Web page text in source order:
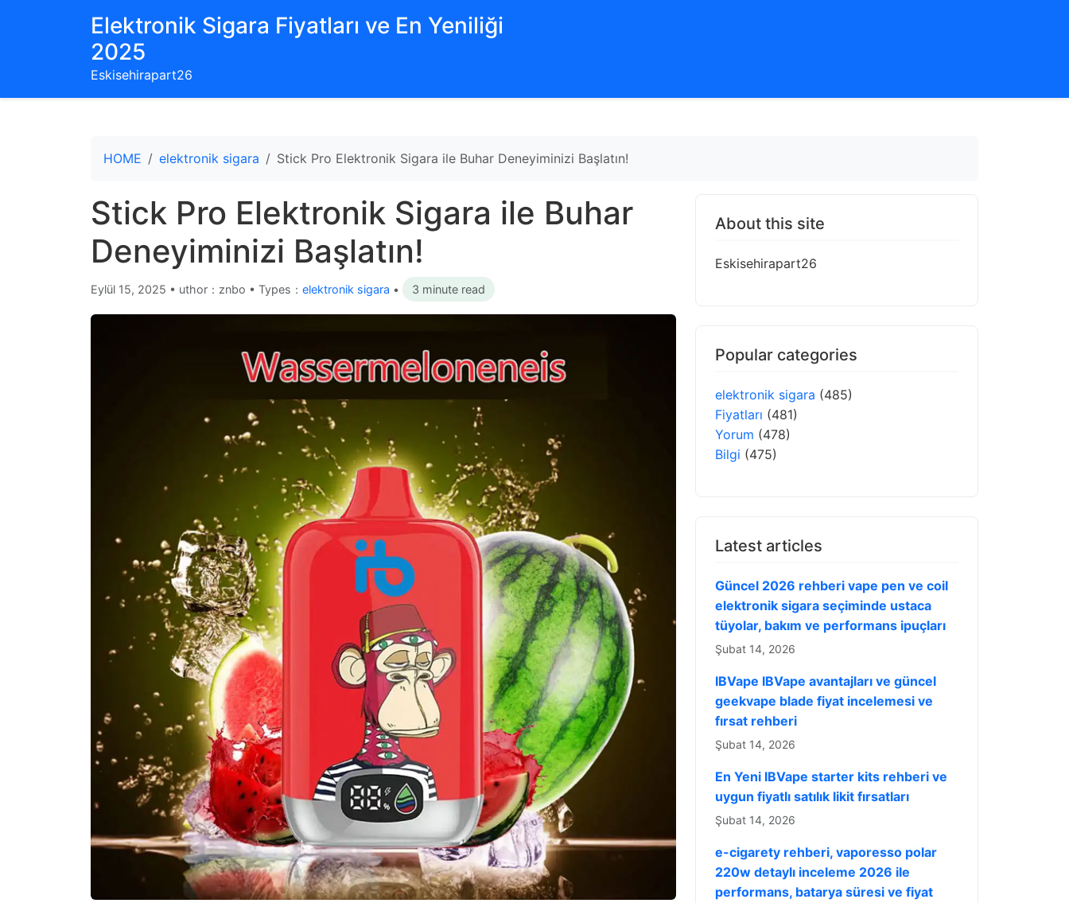
Elektronik Sigara Fiyatları ve En Yeniliği
2025
Eskisehirapart26
HOME elektronik sigara Stick Pro Elektronik Sigara ile Buhar Deneyiminizi Başlatın!
Stick Pro Elektronik Sigara ile Buhar
Deneyiminizi Başlatın!
Eylül 15, 2025 • uthor：znbo • Types： elektronik sigara • 3 minute read
About this site
Eskisehirapart26
Popular categories
elektronik sigara (485)
Fiyatları (481)
Yorum (478)
Bilgi (475)
Latest articles
Güncel 2026 rehberi vape pen ve coil
elektronik sigara seçiminde ustaca
tüyolar, bakım ve performans ipuçları
Şubat 14, 2026
IBVape IBVape avantajları ve güncel
geekvape blade fiyat incelemesi ve
fırsat rehberi
Şubat 14, 2026
En Yeni IBVape starter kits rehberi ve
uygun fiyatlı satılık likit fırsatları
Şubat 14, 2026
e-cigarety rehberi, vaporesso polar
220w detaylı inceleme 2026 ile
performans, batarya süresi ve fiyat